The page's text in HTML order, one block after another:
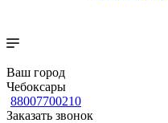
Ваш город
Чебоксары
88007700210
Заказать звонок